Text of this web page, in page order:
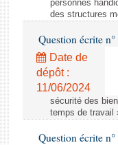
personnes
des structures
Question écrite
Date de
dépôt :
11/06/2024
sécurité des
temps de travail
Question écrite